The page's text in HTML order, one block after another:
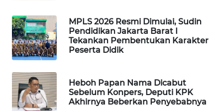
MPLS 2026 Resmi Dimulai, Sudin
Pendidikan Jakarta Barat I
Tekankan Pembentukan Karakter
Peserta Didik
Heboh Papan Nama Dicabut
Sebelum Konpers, Deputi KPK
Akhirnya Beberkan Penyebabnya
OTOMOTIF
WAHANA
HEALTH
WAHANA
DESA
WISATA